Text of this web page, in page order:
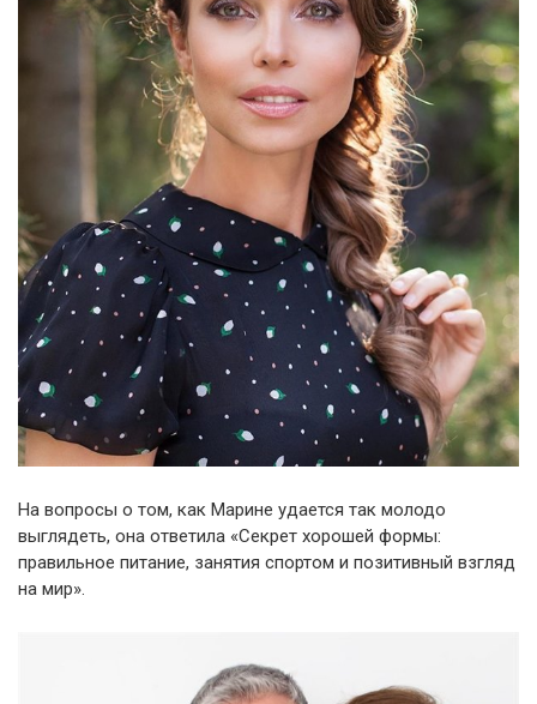
На вопросы о том, как Марине удается так молодо
выглядеть, она ответила «Секрет хорошей формы:
правильное питание, занятия спортом и позитивный взгляд
на мир».